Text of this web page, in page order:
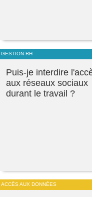
GESTION RH
Puis-je interdire
aux réseaux sociaux
durant le travail ?
ACCÈS AUX DONNÉES